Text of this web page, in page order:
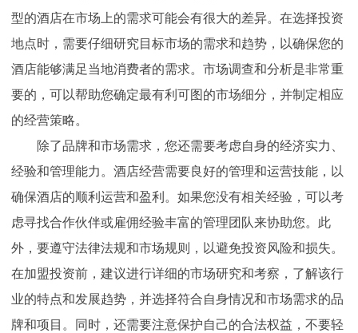
型的酒店在市场上的需求可能会有很大的差异。在选择投资
地点时，需要仔细研究目标市场的需求和趋势，以确保您的
酒店能够满足当地消费者的需求。市场调查和分析是非常重
要的，可以帮助您确定最有利可图的市场细分，并制定相应
的经营策略。
除了品牌和市场需求，您还需要考虑自身的经济实力、
经验和管理能力。酒店经营需要良好的管理和运营技能，以
确保酒店的顺利运营和盈利。如果您没有相关经验，可以考
虑寻找合作伙伴或雇佣经验丰富的管理团队来协助您。此
外，要遵守法律法规和市场规则，以避免投资风险和损失。
在加盟投资前，建议进行详细的市场研究和考察，了解该行
业的特点和发展趋势，并选择符合自身情况和市场需求的品
牌和项目。同时，还需要注意保护自己的合法权益，不要轻